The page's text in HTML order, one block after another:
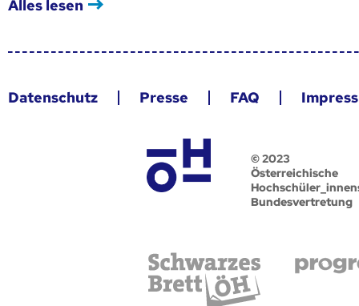
Alles lesen
Datenschutz Presse FAQ
© 2023
Österreichische
Bundesvertretung